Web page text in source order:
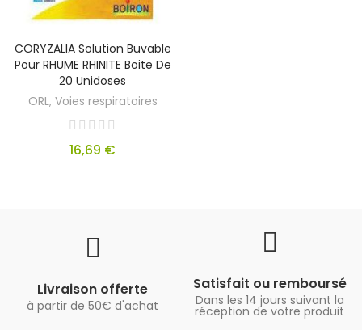
CORYZALIA Solution Buvable
Pour RHUME RHINITE Boite De
20 Unidoses
ORL, Voies respiratoires
16,69 €
Livraison offerte
à partir de 50€ d'achat
Satisfait ou remboursé
Dans les 14 jours suivant la
réception de votre produit